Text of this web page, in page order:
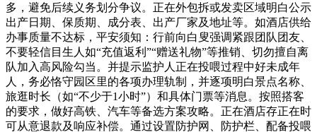
多，避免后续义务划分争议。正在外包拆或发卖区域明白公示
出产日期、保质期、成分表、出产厂家及地址等。如酒店供给
办事质量不达标，平安须知：行前向白叟强调紧跟团队团友、
不要轻信目生人如“充值返利”“赠送礼物”等推销、切勿擅自离
队加入高风险勾当。并提示监护人正在投喂过程中好未成年
人，务必恪守园区里的各项办理轨制，并逐项明白景点名称、
旅逛时长（如“不少于1小时”）和具体门票等消息。按照搭客
的要求，做好高铁、汽车等备选方案攻略。正在酒店存正在时
可从意退款及响应补偿。通过设置防护网、防护栏、配备投喂